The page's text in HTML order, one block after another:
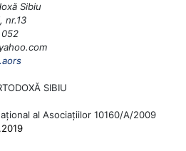
Sibiu
nr.13
SIBIU
al Asociațiilor 10160/A/2009